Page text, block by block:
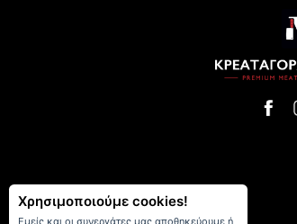
Χρησιμοποιούμε cookies!
Εμείς και οι συνεργάτες μας αποθηκεύουμε ή